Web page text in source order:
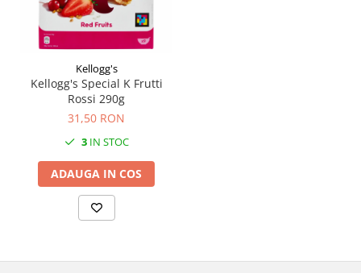
Kellogg's
Kellogg's Special K Frutti
Rossi 290g
31,50 RON
3IN STOC
ADAUGA IN COS